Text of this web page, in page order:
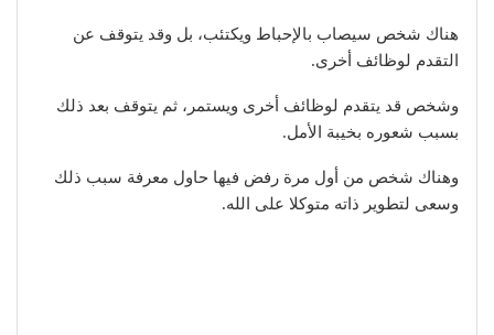
هناك شخص سيصاب بالإحباط ويكتئب، بل وقد يتوقف عن
التقدم لوظائف أخرى.
وشخص قد يتقدم لوظائف أخرى ويستمر، ثم يتوقف بعد ذلك
بسبب شعوره بخيبة الأمل.
وهناك شخص من أول مرة رفض فيها حاول معرفة سبب ذلك
وسعى لتطوير ذاته متوكلا على الله.